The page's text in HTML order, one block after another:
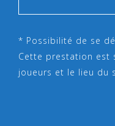
* Possibilité de se
Cette prestation est
joueurs et le lieu du